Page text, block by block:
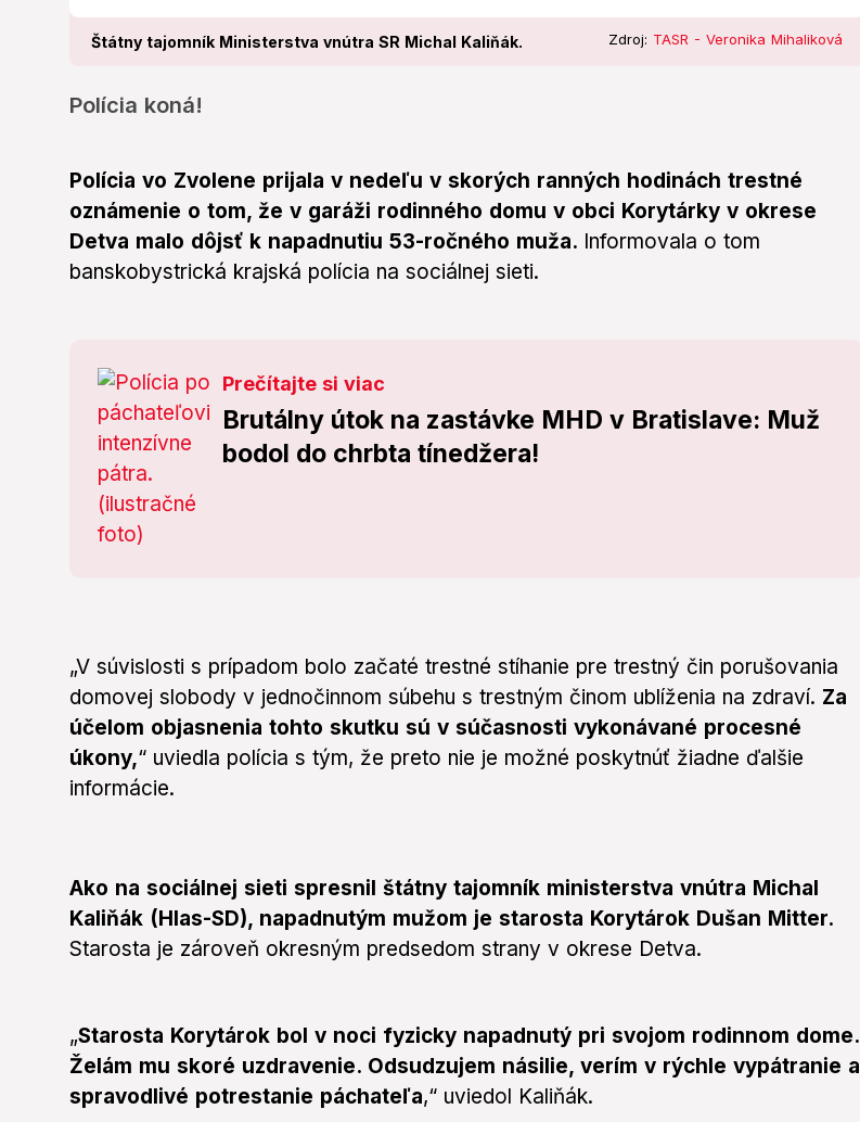
Štátny tajomník Ministerstva vnútra SR Michal Kaliňák. Zdroj: TASR - Veronika Mihaliková
Polícia koná!
Polícia vo Zvolene prijala v nedeľu v skorých ranných hodinách trestné
oznámenie o tom, že v garáži rodinného domu v obci Korytárky v okrese
Detva malo dôjsť k napadnutiu 53-ročného muža. Informovala o tom
banskobystrická krajská polícia na sociálnej sieti.
Prečítajte si viac
Brutálny útok na zastávke MHD v Bratislave: Muž
bodol do chrbta tínedžera!
„V súvislosti s prípadom bolo začaté trestné stíhanie pre trestný čin porušovania
domovej slobody v jednočinnom súbehu s trestným činom ublíženia na zdraví. Za
účelom objasnenia tohto skutku sú v súčasnosti vykonávané procesné
úkony,“ uviedla polícia s tým, že preto nie je možné poskytnúť žiadne ďalšie
informácie.
Ako na sociálnej sieti spresnil štátny tajomník ministerstva vnútra Michal
Kaliňák (Hlas-SD), napadnutým mužom je starosta Korytárok Dušan Mitter.
Starosta je zároveň okresným predsedom strany v okrese Detva.
„Starosta Korytárok bol v noci fyzicky napadnutý pri svojom rodinnom dome.
Želám mu skoré uzdravenie. Odsudzujem násilie, verím v rýchle vypátranie a
spravodlivé potrestanie páchateľa,“ uviedol Kaliňák.